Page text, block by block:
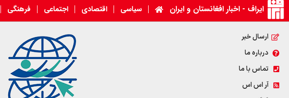
ایراف - اخبار افغانستان و ایران سیاسی اقتصادی اجتماعی فرهنگی
ارسال خبر
درباره ما
تماس با ما
آر اس اس